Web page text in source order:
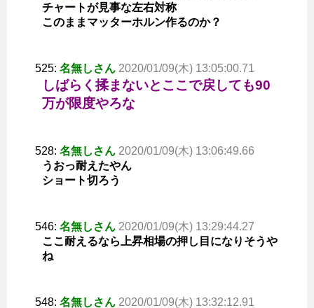
チャートが見事な左右対称
このままマッターホルン作るのか？
525: 名無しさん 2020/01/09(木) 13:05:00.71
しばらく揉まないとここで戻しても90
万が限度やろな
528: 名無しさん 2020/01/09(木) 13:06:49.66
うおっ耐えたやん
ショート切ろう
546: 名無しさん 2020/01/09(木) 13:29:44.27
ここ耐えるなら上昇相場の押し目になりそうや
ね
548: 名無しさん 2020/01/09(木) 13:32:12.91